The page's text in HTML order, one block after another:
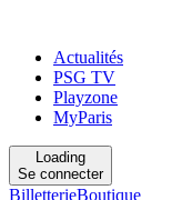
Actualités
PSG TV
Playzone
MyParis
Loading
Se connecter
BilletterieBoutique